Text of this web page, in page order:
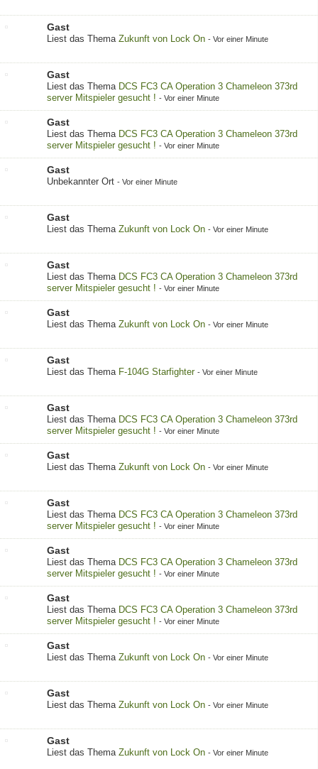
Gast
Liest das Thema Zukunft von Lock On - Vor einer Minute
Gast
Liest das Thema DCS FC3 CA Operation 3 Chameleon 373rd
server Mitspieler gesucht ! - Vor einer Minute
Gast
Liest das Thema DCS FC3 CA Operation 3 Chameleon 373rd
server Mitspieler gesucht ! - Vor einer Minute
Gast
Unbekannter Ort - Vor einer Minute
Gast
Liest das Thema Zukunft von Lock On - Vor einer Minute
Gast
Liest das Thema DCS FC3 CA Operation 3 Chameleon 373rd
server Mitspieler gesucht ! - Vor einer Minute
Gast
Liest das Thema Zukunft von Lock On - Vor einer Minute
Gast
Liest das Thema F-104G Starfighter - Vor einer Minute
Gast
Liest das Thema DCS FC3 CA Operation 3 Chameleon 373rd
server Mitspieler gesucht ! - Vor einer Minute
Gast
Liest das Thema Zukunft von Lock On - Vor einer Minute
Gast
Liest das Thema DCS FC3 CA Operation 3 Chameleon 373rd
server Mitspieler gesucht ! - Vor einer Minute
Gast
Liest das Thema DCS FC3 CA Operation 3 Chameleon 373rd
server Mitspieler gesucht ! - Vor einer Minute
Gast
Liest das Thema DCS FC3 CA Operation 3 Chameleon 373rd
server Mitspieler gesucht ! - Vor einer Minute
Gast
Liest das Thema Zukunft von Lock On - Vor einer Minute
Gast
Liest das Thema Zukunft von Lock On - Vor einer Minute
Gast
Liest das Thema Zukunft von Lock On - Vor einer Minute